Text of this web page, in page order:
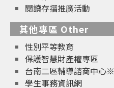
閱讀存摺推廣活動
其他專區 Other
性別平等教育
保護智慧財產權專區
台南二區輔導諮商中心※
學生事務資訊網